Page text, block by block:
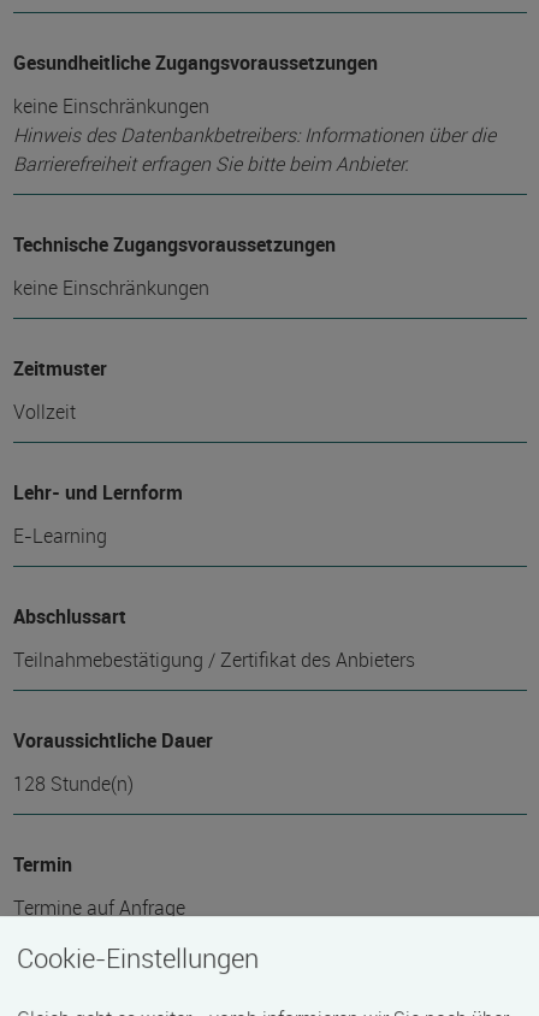
Gesundheitliche Zugangsvoraussetzungen
keine Einschränkungen
Hinweis des Datenbankbetreibers: Informationen über die
Barrierefreiheit erfragen Sie bitte beim Anbieter.
Technische Zugangsvoraussetzungen
keine Einschränkungen
Zeitmuster
Vollzeit
Lehr- und Lernform
E-Learning
Abschlussart
Teilnahmebestätigung / Zertifikat des Anbieters
Voraussichtliche Dauer
128 Stunde(n)
Termin
Termine auf Anfrage
Cookie-Einstellungen